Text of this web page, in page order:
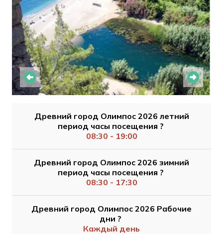
Древний город Олимпос 2026 летний
период часы посещения ?
08:30 - 19:00
Древний город Олимпос 2026 зимний
период часы посещения ?
08:30 - 17:30
Древний город Олимпос 2026 Рабочие
дни ?
Каждый день